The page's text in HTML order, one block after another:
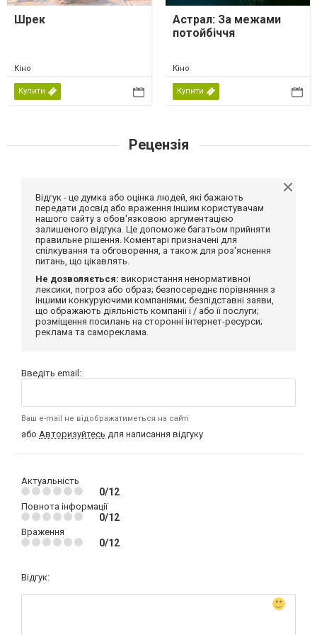
Шрек
Кіно
Купити
Астрал: За межами
потойбіччя
Кіно
Купити
Рецензія
Відгук - це думка або оцінка людей, які бажають
передати досвід або враження іншим користувачам
нашого сайту з обов'язковою аргументацією
залишеного відгука. Це допоможе багатьом прийняти
правильне рішення. Коментарі призначені для
спілкування та обговорення, а також для роз'яснення
питань, що цікавлять.
Не дозволяється: використання ненормативної
лексики, погроз або образ; безпосереднє порівняння з
іншими конкуруючими компаніями; безпідставні заяви,
що ображають діяльність компанії і / або її послуги;
розміщення посилань на сторонні інтернет-ресурси;
реклама та самореклама.
Введіть email:
Ваш e-mail не відображатиметься на сайті
або Авторизуйтесь для написання відгуку
Актуальність
0/12
Повнота інформації
0/12
Враження
0/12
Відгук: